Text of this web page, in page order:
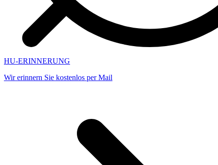
HU-ERINNERUNG
Wir erinnern Sie kostenlos per Mail